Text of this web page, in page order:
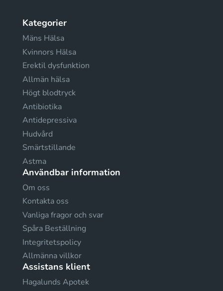
Kategorier
Mäns Hälsa
Kvinnors Hälsa
Erektil dysfunktion
Allmän hälsa
Högt blodtryck
Antibiotika
Antidepressiva
Hudvård
Smärtstillande
Astma
Användbar information
Om oss
Kontakta oss
Vanliga fragor och svar
Spåra Beställning
Integritetspolicy
Allmänna villkor
Assistans klient
Hagalunds Apotek